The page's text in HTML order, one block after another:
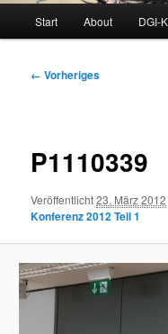
Start About DGI-
Bilder-
← Vorheriges
P1110339
Veröffentlicht23. März 2012
Konferenz 2012 Teil 1